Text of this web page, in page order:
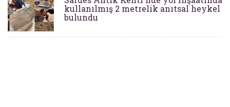
kullanılmış 2 metrelik anıtsal heykel
bulundu